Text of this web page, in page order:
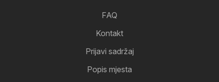
FAQ
Kontakt
Prijavi sadržaj
Popis mjesta